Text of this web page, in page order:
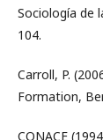
Sociología de
104.
Carroll, P.
Formation,
CONACE